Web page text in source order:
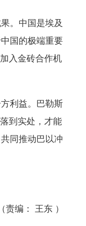
。中国是埃及
国的极端重要
入金砖合作机
利益。巴勒斯
到实处，才能
同推动巴以冲
（责编： 王东 ）